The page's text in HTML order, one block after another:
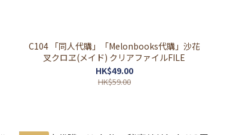
C104 「同人代購」「Melonbooks代購」沙花
叉クロヱ(メイド) クリアファイルFILE
HK$49.00
HK$59.00